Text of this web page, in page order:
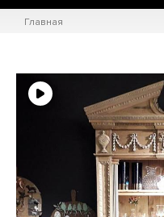
Главная